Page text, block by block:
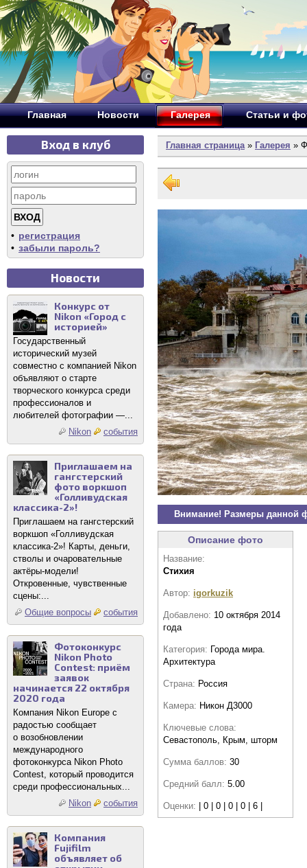
Главная Новости Галерея Статьи и
Вход в клуб
• регистрация
• забыли пароль?
Новости
Конкурс от
Nikon «Город с
историей»
Государственный
исторический музей
совместно с компанией Nikon
объявляют о старте
творческого конкурса среди
профессионалов и
любителей фотографии —...
Nikon
события
Приглашаем на
гангстерский
фото воркшоп
«Голливудская
классика-2»!
Приглашаем на гангстерский
воркшоп «Голливудская
классика-2»! Карты, деньги,
стволы и очаровательные
актёры-модели!
Откровенные, чувственные
сцены:...
Общие вопросы
события
Фотоконкурс
Nikon Photo
Contest: приём
заявок
начинается 22 октября
2020 года
Компания Nikon Europe с
радостью сообщает
о возобновлении
международного
фотоконкурса Nikon Photo
Contest, который проводится
среди профессиональных...
Nikon
события
Компания
Fujifilm
объявляет об
Главная страница» Галерея »
Внимание! Размеры данной
Описание фото
Название:
Стихия
Автор: igorkuzik
Добавлено: 10 октября 2014
года
Категория: Города мира.
Архитектура
Страна: Россия
Камера: Никон Д3000
Ключевые слова:
Севастополь, Крым, шторм
Сумма баллов: 30
Средний балл: 5.00
Оценки: | 0 | 0 | 0 | 0 | 6 |